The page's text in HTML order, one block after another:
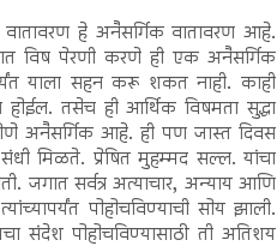
वातावरण हे अनैसर्गिक वातावरण आहे.
विष पेरणी करणे ही एक अनैसर्गिक
याला सहन करू शकत नाही. काही
होईल. तसेच ही आर्थिक विषमता सुद्धा
अनैसर्गिक आहे. ही पण जास्त दिवस
मिळते. प्रेषित मुहम्मद सल्ल. यांचा
जगात सर्वत्र अत्याचार, अन्याय आणि
पोहोचविण्याची सोय झाली.
संदेश पोहोचविण्यासाठी ती अतिशय